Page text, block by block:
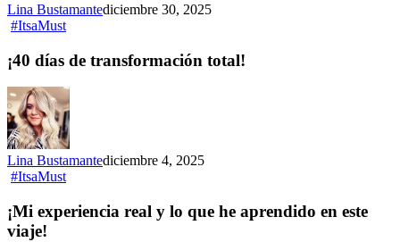
Lina Bustamantediciembre 30, 2025
#ItsaMust
¡40 días de transformación total!
Lina Bustamantediciembre 4, 2025
#ItsaMust
¡Mi experiencia real y lo que he aprendido en este
viaje!